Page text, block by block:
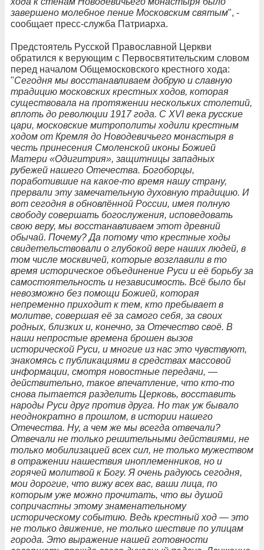
завершено молебное пение Московским святым", -
сообщает пресс-служба Патриарха.
Предстоятель Русской Православной Церкви
обратился к верующим с Первосвятительским словом
перед началом Общемосковского крестного хода:
"Сегодня мы восстанавливаем добрую и славную
традицию московских крестных ходов, которая
существовала на протяжении нескольких столетий,
вплоть до революции 1917 года. С XVI века русские
цари, московские митрополиты ходили крестным
ходом от Кремля до Новодевичьего монастыря в
честь принесения Смоленской иконы Божией
Матери «Одигитрия», защитницы западных
рубежей нашего Отечества. Богоборцы,
поработившие на какое-то время нашу страну,
прервали эту замечательную духовную традицию. И
вот сегодня в обновлённой России, имея полную
свободу совершать богослужения, исповедовать
свою веру, мы восстанавливаем этот древний
обычай. Почему? Да потому что крестные ходы
свидетельствовали о глубокой вере наших людей, в
том числе москвичей, которые возглавили в то
время историческое объединение Руси и её борьбу за
самостоятельность и независимость. Всё было бы
невозможно без помощи Божией, которая
непременно приходит к тем, кто пребывает в
молитве, совершая её за самого себя, за своих
родных, близких и, конечно, за Отечество своё. В
наши непростые времена брошен вызов
исторической Руси, и многие из нас это чувствуют,
знакомясь с публикациями в средствах массовой
информации, смотря новостные передачи, —
действительно, такое впечатление, что кто-то
снова пытается разделить Церковь, восставить
народы Руси друг против друга. Но так уж бывало
неоднократно в прошлом, в истории нашего
Отечества. Ну, а чем же мы всегда отвечали?
Отвечали не только решительными действиями, не
только мобилизацией всех сил, не только мужеством
в отражении нашествия иноплеменников, но и
горячей молитвой к Богу. Я очень радуюсь сегодня,
мои дорогие, что вижу всех вас, ваши лица, по
которым уже можно прочитать, что вы душой
сопричастны этому знаменательному
историческому событию. Ведь крестный ход — это
не только движение, не только шествие по улицам
города. Это выражение нашей готовности